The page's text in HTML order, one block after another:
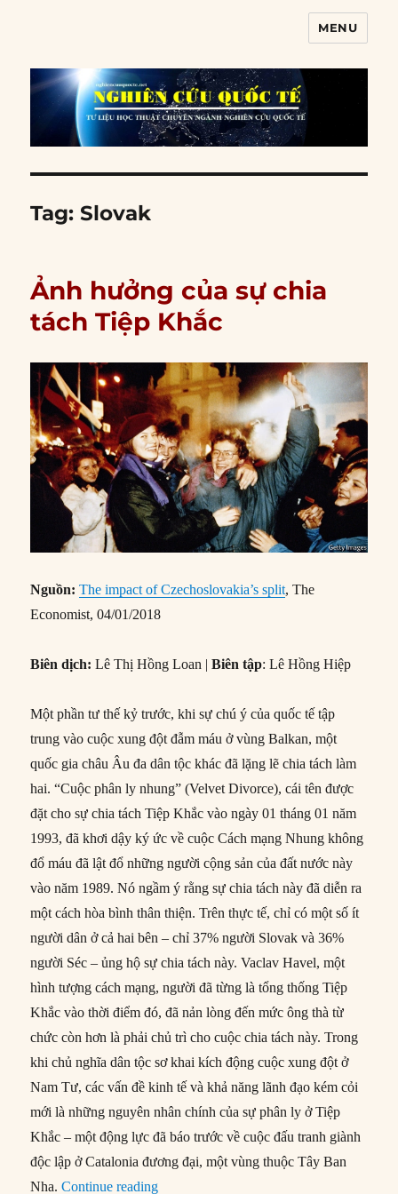
MENU
Tag:Slovak
Ảnh hưởng của sự chia
tách Tiệp Khắc
Nguồn: The impact of Czechoslovakia’s split, The
Economist, 04/01/2018
Biên dịch: Lê Thị Hồng Loan |Biên tập: Lê Hồng Hiệp
Một phần tư thế kỷ trước, khi sự chú ý của quốc tế tập
trung vào cuộc xung đột đẫm máu ở vùng Balkan, một
quốc gia châu Âu đa dân tộc khác đã lặng lẽ chia tách làm
hai. “Cuộc phân ly nhung” (Velvet Divorce), cái tên được
đặt cho sự chia tách Tiệp Khắc vào ngày 01 tháng 01 năm
1993, đã khơi dậy ký ức về cuộc Cách mạng Nhung không
đổ máu đã lật đổ những người cộng sản của đất nước này
vào năm 1989. Nó ngầm ý rằng sự chia tách này đã diễn ra
một cách hòa bình thân thiện. Trên thực tế, chỉ có một số ít
người dân ở cả hai bên – chỉ 37% người Slovak và 36%
người Séc – ủng hộ sự chia tách này. Vaclav Havel, một
hình tượng cách mạng, người đã từng là tổng thống Tiệp
Khắc vào thời điểm đó, đã nản lòng đến mức ông thà từ
chức còn hơn là phải chủ trì cho cuộc chia tách này. Trong
khi chủ nghĩa dân tộc sơ khai kích động cuộc xung đột ở
Nam Tư, các vấn đề kinh tế và khả năng lãnh đạo kém cỏi
mới là những nguyên nhân chính của sự phân ly ở Tiệp
Khắc – một động lực đã báo trước về cuộc đấu tranh giành
độc lập ở Catalonia đương đại, một vùng thuộc Tây Ban
Nha.Continue reading“Ảnh hưởng của sự chia tách Tiệp Khắc”